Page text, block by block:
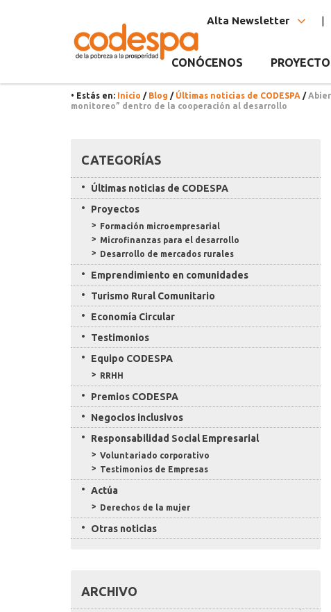
Alta Newsletter
CONÓCENOS
• Estás en: Inicio / Blog / Últimas noticias de CODESPA /
monitoreo” dentro de la cooperación al desarrollo
CATEGORÍAS
Últimas noticias de CODESPA
Proyectos
Formación microempresarial
Microfinanzas para el desarrollo
Desarrollo de mercados rurales
Emprendimiento en comunidades
Turismo Rural Comunitario
Economía Circular
Testimonios
Equipo CODESPA
RRHH
Premios CODESPA
Negocios inclusivos
Responsabilidad Social Empresarial
Voluntariado corporativo
Testimonios de Empresas
Actúa
Derechos de la mujer
Otras noticias
ARCHIVO